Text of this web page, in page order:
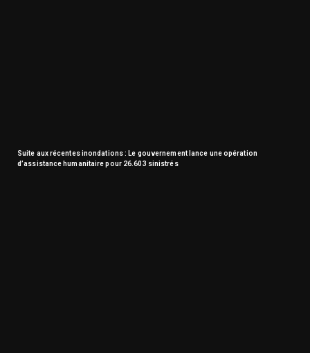
Suite aux récentes inondations : Le gouvernement lance une opération
d’assistance humanitaire pour 26.603 sinistrés